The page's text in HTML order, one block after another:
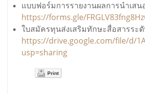
แบบฟอร์มการรายงานผลการนำเสน
https://forms.gle/
ใบสมัครทุนส่งเสริมทักษะสื่อสารระ
https://drive.google.com/file/d/
usp=sharing
Print